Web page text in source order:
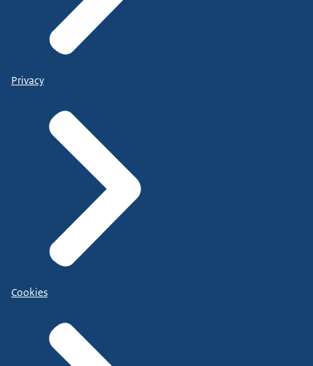
Privacy
Cookies